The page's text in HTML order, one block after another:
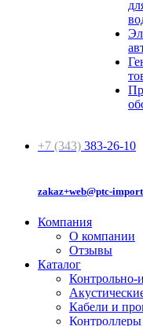
+7 (343) 383-26-10
zakaz+web@ptc-
Компания
О компании
Отзывы
Каталог
Контрольно-
Кабели и